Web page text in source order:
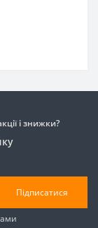
і знижки?
Підписатися